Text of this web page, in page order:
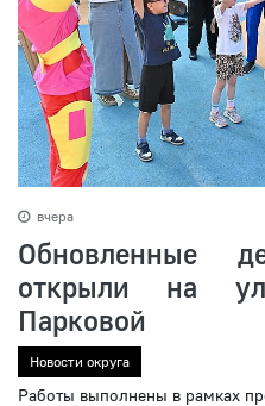
вчера
Обновленные
открыли на
Парковой
Новости округа
Работы выполнены в рамках